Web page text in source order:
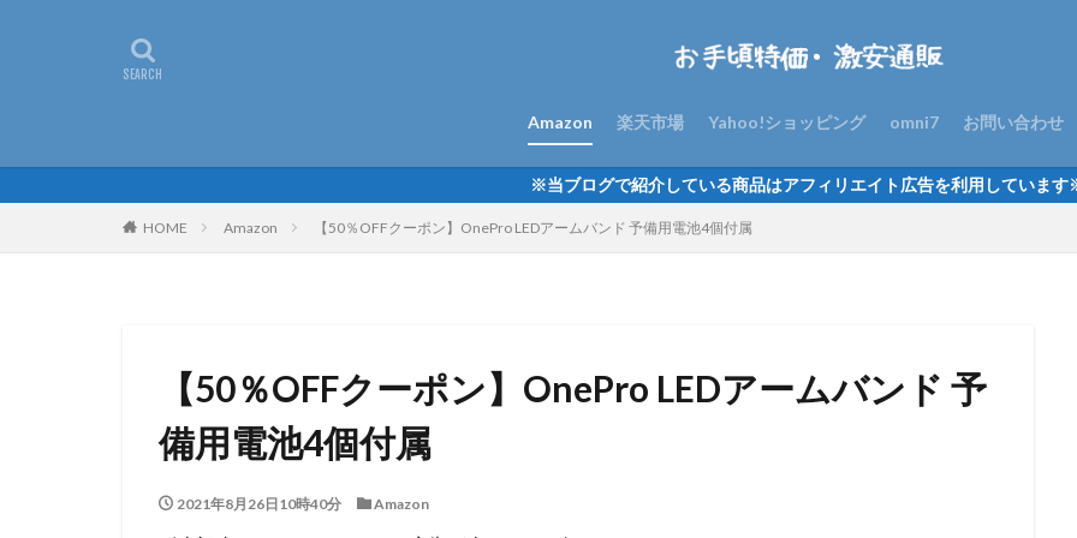
Amazon 楽天市場 Yahoo!ショッピング omni7 お問い合わせ
※当ブログで紹介している商品はアフィリエイト広告を利用していま
HOME Amazon 【50％OFFクーポン】OnePro LEDアームバンド 予備用電池4個付属
【50％OFFクーポン】OnePro LEDアームバンド 予
備用電池4個付属
2021年8月26日10時40分 Amazon